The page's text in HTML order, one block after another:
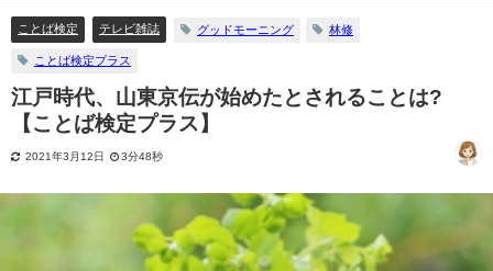
ことば検定 テレビ雑誌 グッドモーニング 林修
ことば検定プラス
江戸時代、山東京伝が始めたとされることは?
【ことば検定プラス】
2021年3月12日 3分48秒